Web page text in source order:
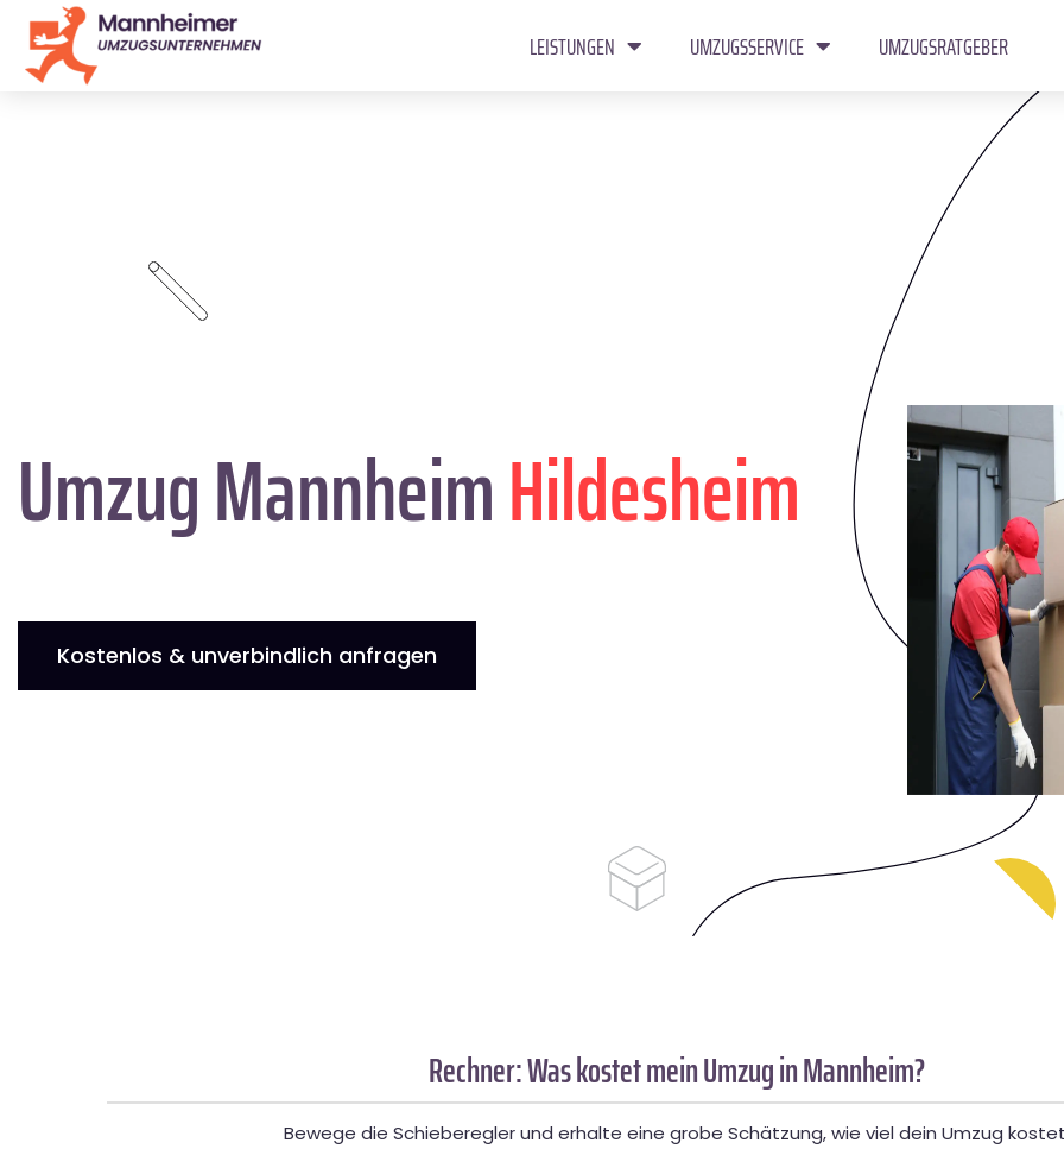
LEISTUNGEN UMZUGSSERVICE UMZUGSRATGEBER
Umzug MannheimHildesheim
Kostenlos & unverbindlich anfragen
Rechner: Was kostet mein Umzug in Mannheim?
Bewege die Schieberegler und erhalte eine grobe Schätzung, wie viel dein Umzug